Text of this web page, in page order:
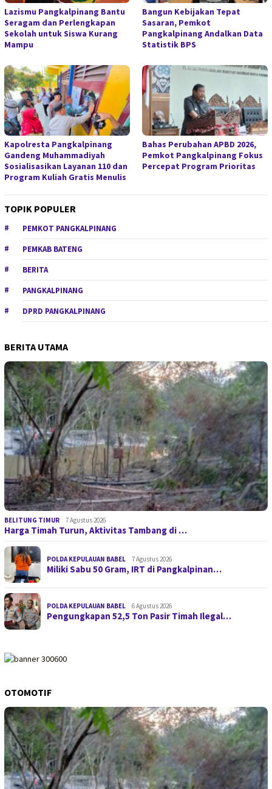
Lazismu Pangkalpinang Bantu
Seragam dan Perlengkapan
Sekolah untuk Siswa Kurang
Mampu
Bangun Kebijakan Tepat
Sasaran, Pemkot
Pangkalpinang Andalkan Data
Statistik BPS
Kapolresta Pangkalpinang
Gandeng Muhammadiyah
Sosialisasikan Layanan 110 dan
Program Kuliah Gratis Menulis
Bahas Perubahan APBD 2026,
Pemkot Pangkalpinang Fokus
Percepat Program Prioritas
TOPIK POPULER
PEMKOT PANGKALPINANG
PEMKAB BATENG
BERITA
PANGKALPINANG
DPRD PANGKALPINANG
BERITA UTAMA
BELITUNG TIMUR 7 Agustus 2026
Harga Timah Turun, Aktivitas Tambang di …
POLDA KEPULAUAN BABEL 7 Agustus 2026
Miliki Sabu 50 Gram, IRT di Pangkalpinan…
POLDA KEPULAUAN BABEL 6 Agustus 2026
Pengungkapan 52,5 Ton Pasir Timah Ilegal…
OTOMOTIF